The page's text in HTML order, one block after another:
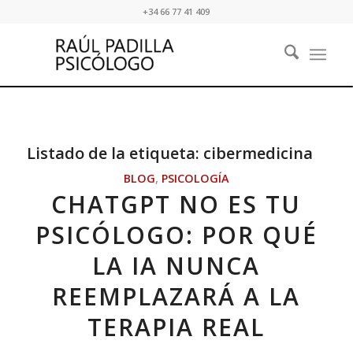
+34 66 77 41 409
Listado de la etiqueta: cibermedicina
BLOG, PSICOLOGÍA
CHATGPT NO ES TU
PSICÓLOGO: POR QUÉ
LA IA NUNCA
REEMPLAZARÁ A LA
TERAPIA REAL